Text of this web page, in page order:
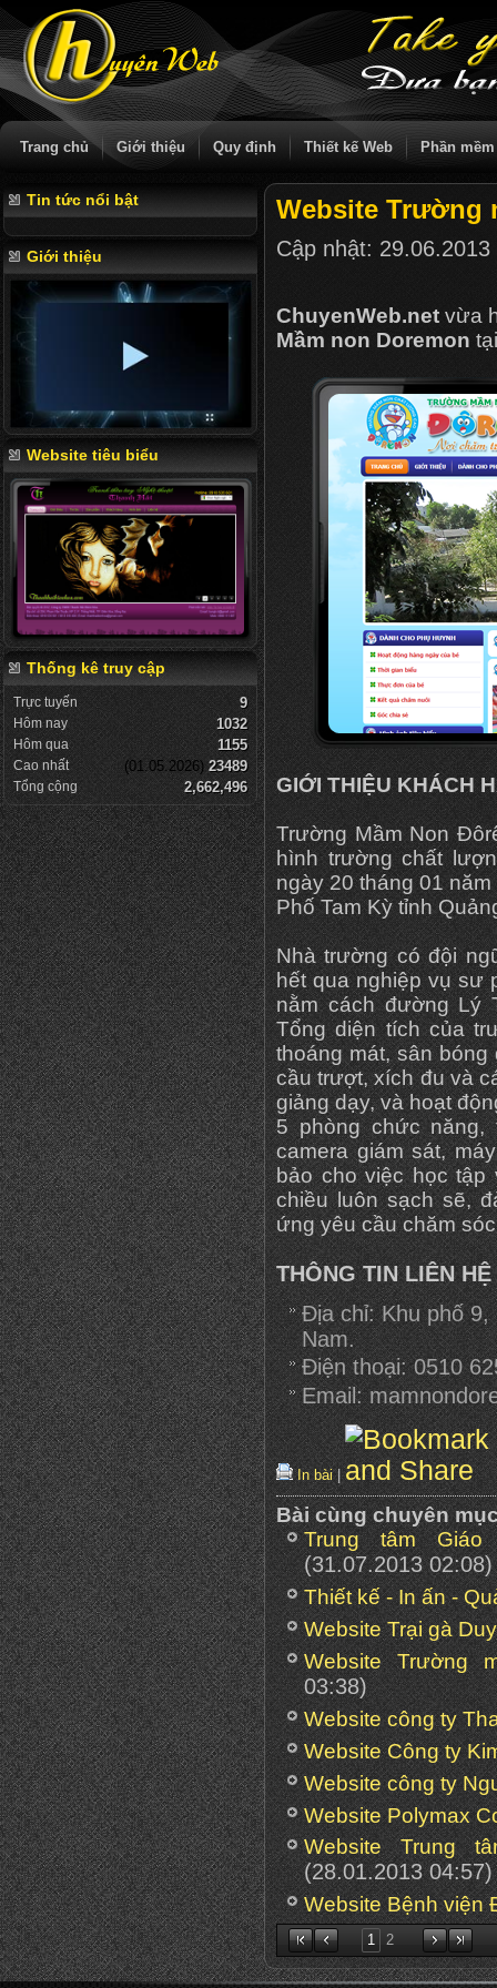
Trang chủ Giới thiệu Quy định Thiết kế Web Phần mềm
Tin tức nổi bật
Giới thiệu
Website tiêu biểu
Thống kê truy cập
Trực tuyến 9
Hôm nay 1032
Hôm qua 1155
Cao nhất (01.05.2026) 23489
Tổng cộng 2,662,496
Website Trường
Cập nhật: 29.06.2013
ChuyenWeb.net vừa
Mầm non Doremon
GIỚI THIỆU KHÁCH
Trường Mầm Non
hình trường chất
ngày 20 tháng 01
Phố Tam Kỳ tỉnh
Nhà trường có đội
hết qua nghiệp vụ sư
nằm cách đường Lý
Tổng diện tích của
thoáng mát, sân
cầu trượt, xích đu và
giảng dạy, và hoạt
5 phòng chức
camera giám sát,
bảo cho việc học tập
chiều luôn sạch sẽ,
ứng yêu cầu chăm
THÔNG TIN LIÊN HỆ
Địa chỉ: Khu phố 9,
Nam.
Điện thoại: 0510
Email:
In bài|
Bài cùng chuyên
Trung tâm
(31.07.2013 02:08)
Thiết kế - In ấn -
Website Trại gà
Website Trường
03:38)
Website công ty
Website Công ty
Website công ty
Website Polymax
Website Trung
(28.01.2013 04:57)
Website Bệnh viện
1 2